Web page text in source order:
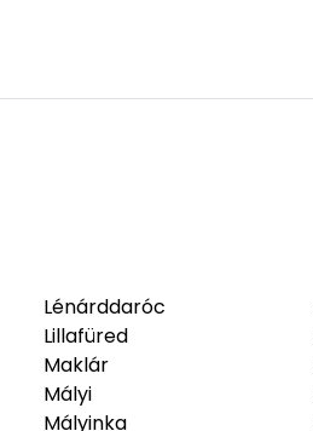
Lénárddaróc
Lillafüred
Maklár
Mályi
Mályinka